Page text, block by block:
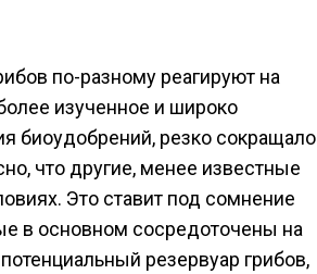
по-разному реагируют на
изученное и широко
биоудобрений, резко сокращало
что другие, менее известные
Это ставит под сомнение
в основном сосредоточены на
резервуар грибов,